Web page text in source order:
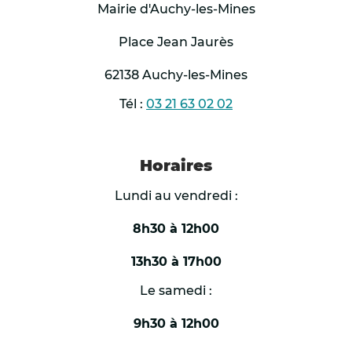
disponibles (espaces verts, fontaines, points
climatisés) ;
Organiser, si nécessaire, le transport des
inadaptés vers des espaces rafraîchis ;
Réexaminer l’organisation des évènements,
sécurité ne peuvent être garanties ;
et sensibiliser la population au risque accru
Mairie d'Auchy-les-Mines
Place Jean Jaurès
62138 Auchy-les-Mines
Tél : 03 21 63 02 02
Horaires
Lundi au vendredi :
8h30 à 12h00
13h30 à 17h00
Le samedi :
9h30 à 12h00